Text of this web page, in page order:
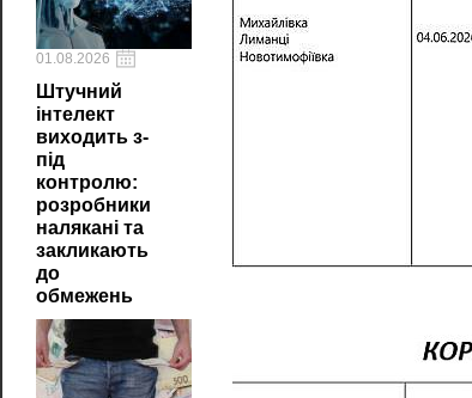
01.08.2026
Штучний
інтелект
виходить з-
під
контролю:
розробники
налякані та
закликають
до
обмежень